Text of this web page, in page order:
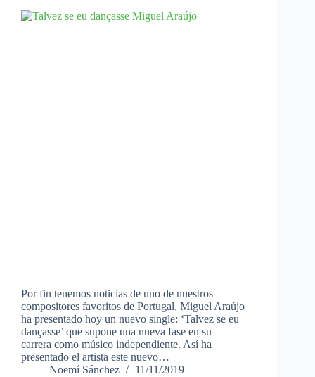
Por fin tenemos noticias de uno de nuestros
compositores favoritos de Portugal, Miguel Araújo
ha presentado hoy un nuevo single: ‘Talvez se eu
dançasse’ que supone una nueva fase en su
carrera como músico independiente. Así ha
presentado el artista este nuevo…
Noemí Sánchez
11/11/2019